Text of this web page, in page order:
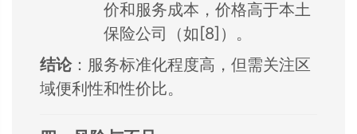
价和服务成本，价格高于本土
保险公司（如[8]）。
结论：服务标准化程度高，但需关注区
域便利性和性价比。